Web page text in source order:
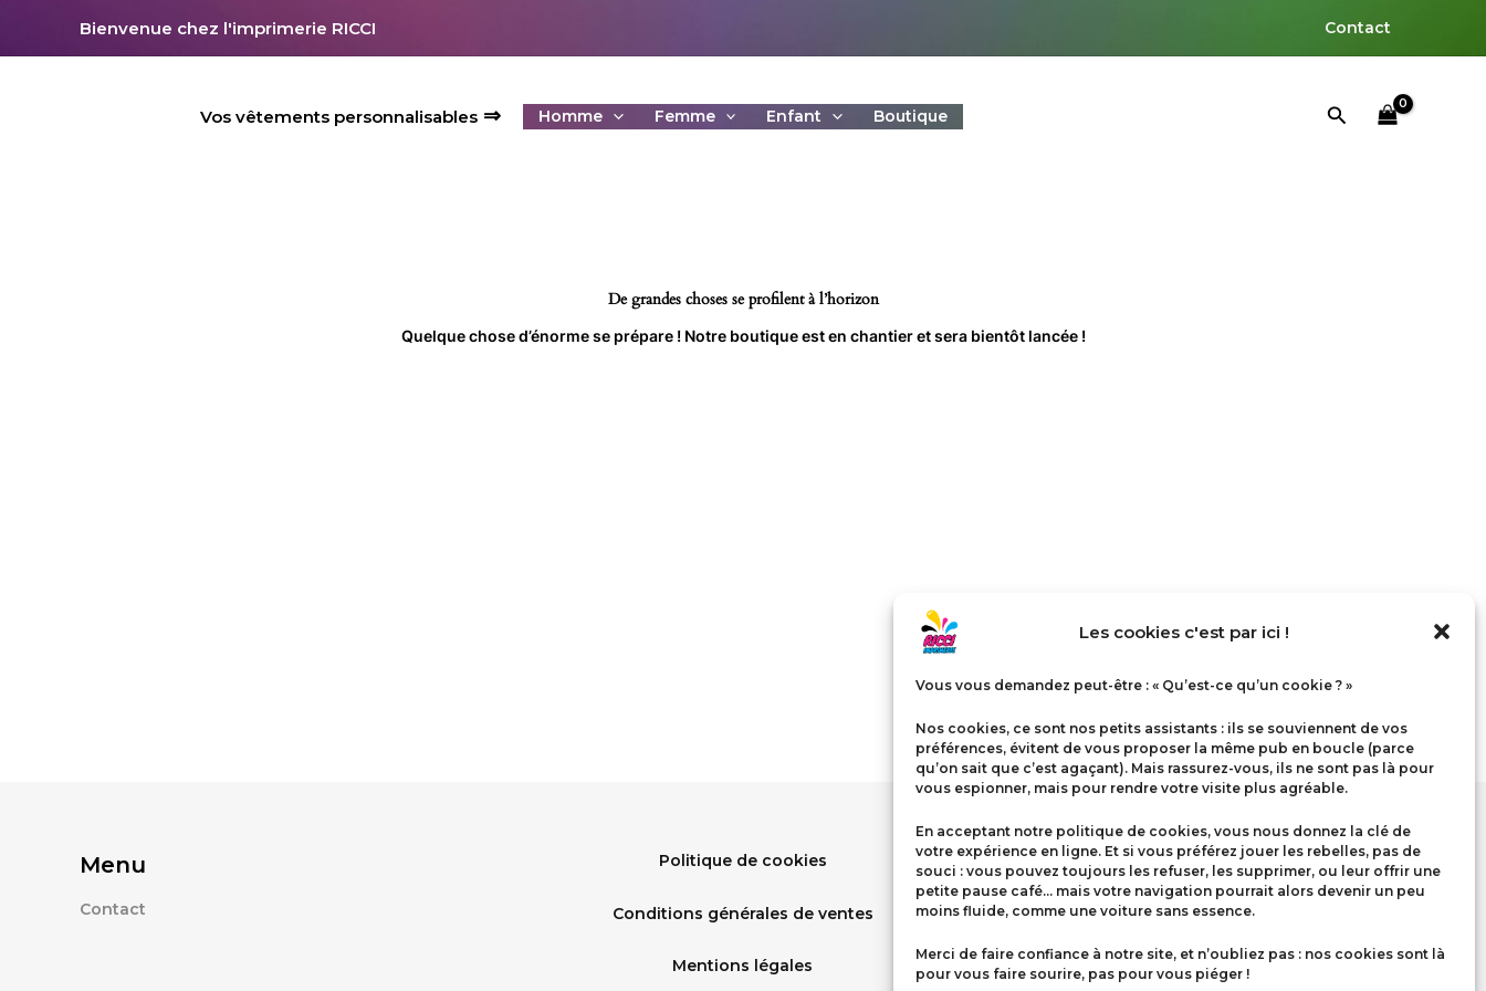
Les cookies c'est par ici !
Vous vous demandez peut-être : « Qu’est-ce qu’un cookie ? »
Nos cookies, ce sont nos petits assistants : ils se souviennent de vos
préférences, évitent de vous proposer la même pub en boucle (parce
qu’on sait que c’est agaçant). Mais rassurez-vous, ils ne sont pas là pour
vous espionner, mais pour rendre votre visite plus agréable.
En acceptant notre politique de cookies, vous nous donnez la clé de
votre expérience en ligne. Et si vous préférez jouer les rebelles, pas de
souci : vous pouvez toujours les refuser, les supprimer, ou leur offrir une
petite pause café… mais votre navigation pourrait alors devenir un peu
moins fluide, comme une voiture sans essence.
Merci de faire confiance à notre site, et n’oubliez pas : nos cookies sont là
pour vous faire sourire, pas pour vous piéger !
contenu
Bienvenue chez l'imprimerie RICCI Contact
Vos vêtements personnalisables ⇒ Homme Femme Enfant Boutique Rechercher
De grandes choses se profilent à l’horizon
Quelque chose d’énorme se prépare ! Notre boutique est en chantier et sera bientôt lancée !
Menu
Contact
Politique de cookies
Conditions générales de ventes
Mentions légales